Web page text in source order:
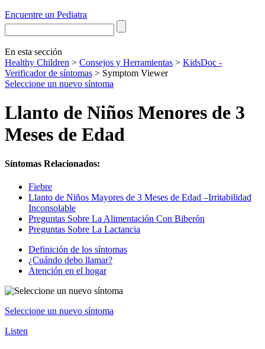
Encuentre un Pediatra
En esta sección
Healthy Children > Consejos y Herramientas > KidsDoc -
Verificador de síntomas > Symptom Viewer
Seleccione un nuevo síntoma
Llanto de Niños Menores de 3
Meses de Edad
Síntomas Relacionados:
Fiebre
Llanto de Niños Mayores de 3 Meses de Edad –Irritabilidad
Inconsolable
Preguntas Sobre La Alimentación Con Biberón
Preguntas Sobre La Lactancia
Definición de los síntomas
¿Cuándo debo llamar?
Atención en el hogar
Seleccione un nuevo síntoma
Listen